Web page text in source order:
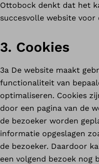
Ottobock denkt dat het
succesvolle website voor
3. Cookies
3a De website maakt
functionaliteit van
optimaliseren. Cookies
door een pagina van de
de bezoeker worden
informatie opgeslagen
de bezoeker. Daardoor
een volgend bezoek nog